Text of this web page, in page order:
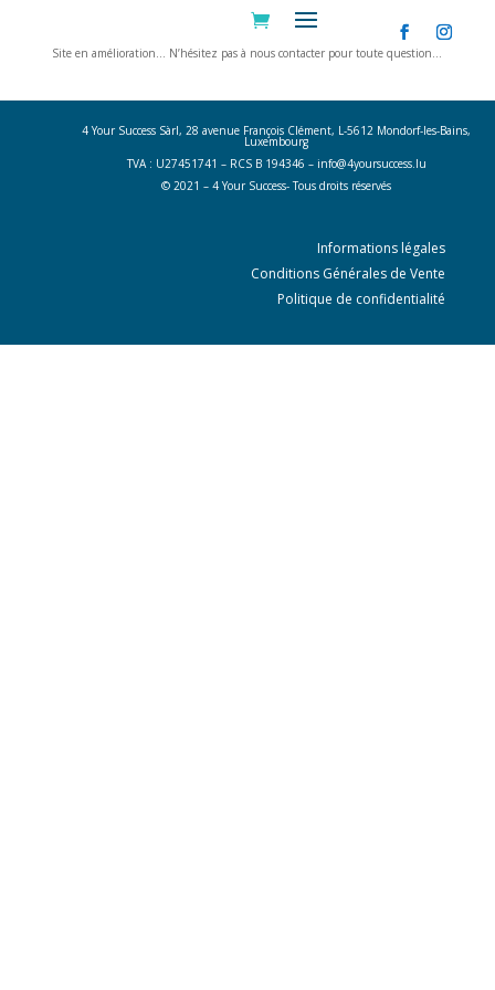
Site en amélioration… N’hésitez pas à nous contacter pour toute question…
Nous contacter
4 Your Success Sàrl, 28 avenue François Clément, L-5612 Mondorf-les-Bains,
Luxembourg
TVA : U27451741 – RCS B 194346 – info@4yoursuccess.lu
© 2021 – 4 Your Success- Tous droits réservés
Informations légales
Conditions Générales de Vente
Politique de confidentialité